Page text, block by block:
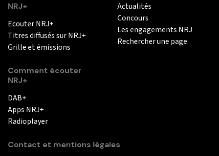
NRJ+
Ecouter NRJ+
Titres diffusés sur NRJ+
Grille et émissions
Comment écouter
NRJ+
DAB+
Apps NRJ+
Radioplayer
Actualités
Concours
Les engagements NRJ
Rechercher une page
Contact et mentions légales